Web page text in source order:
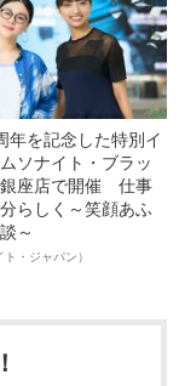
年を記念した特別イ
ソナイト・ブラッ
銀座店で開催 仕事
らしく～笑顔あふ
～
・ジャパン）